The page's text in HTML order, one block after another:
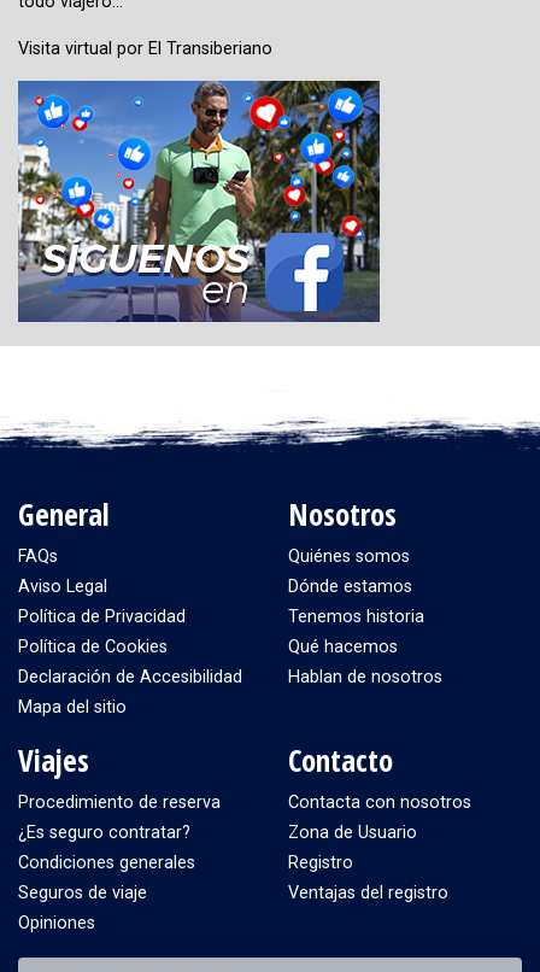
Visita virtual por El Transiberiano
General
FAQs
Aviso Legal
Política de Privacidad
Política de Cookies
Declaración de Accesibilidad
Mapa del sitio
Nosotros
Quiénes somos
Dónde estamos
Tenemos historia
Qué hacemos
Hablan de nosotros
Viajes
Procedimiento de reserva
¿Es seguro contratar?
Condiciones generales
Seguros de viaje
Opiniones
Contacto
Contacta con nosotros
Zona de Usuario
Registro
Ventajas del registro